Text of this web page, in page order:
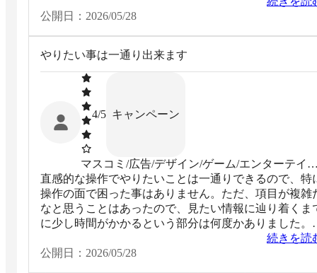
したアカウントなどがアイコンと共に記載されており
サービスと感じています。
公開日： 2026/05/28
やりたい事は一通り出来ます
4/5 キャンペーン
マスコミ/広告/デザイン/ゲーム/エンターテイ
ント系
直感的な操作でやりたいことは一通りできるので、特
操作の面で困った事はありません。ただ、項目が複雑
なと思うことはあったので、見たい情報に辿り着くま
に少し時間がかかるという部分は何度かありました。
続きを読
公開日： 2026/05/28